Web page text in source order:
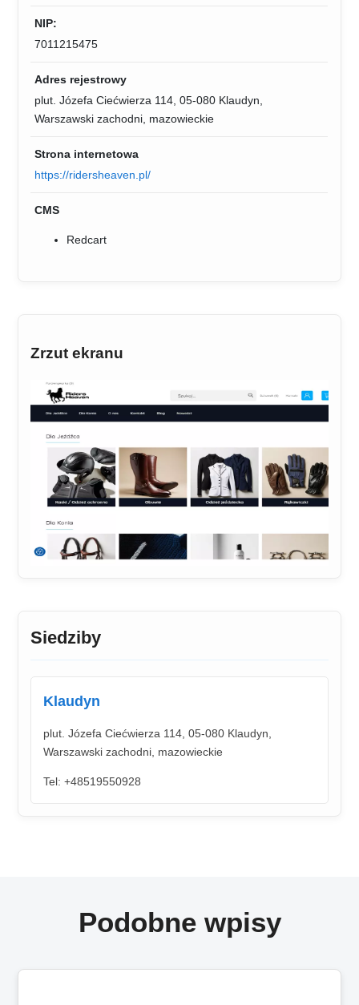
NIP:
7011215475
Adres rejestrowy
plut. Józefa Ciećwierza 114, 05-080 Klaudyn,
Warszawski zachodni, mazowieckie
Strona internetowa
https://ridersheaven.pl/
CMS
Redcart
Zrzut ekranu
Siedziby
Klaudyn
plut. Józefa Ciećwierza 114, 05-080 Klaudyn,
Warszawski zachodni, mazowieckie
Tel: +48519550928
Podobne wpisy